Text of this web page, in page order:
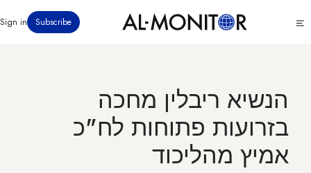
לתוכן
Subscribe
Sign in
הנשיא ריבלין מחכה
בזרועות פתוחות לח"כ
אמיץ מהליכוד